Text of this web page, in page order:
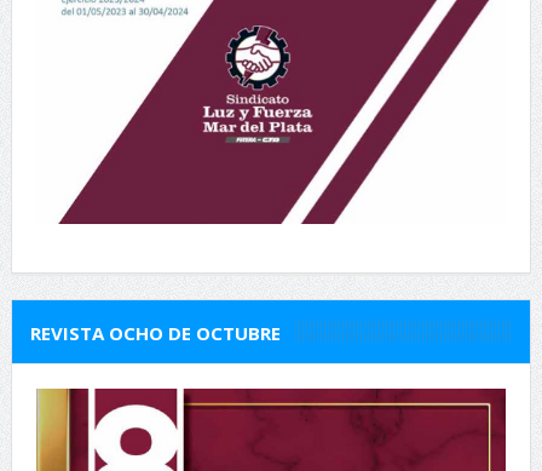
REVISTA OCHO DE OCTUBRE